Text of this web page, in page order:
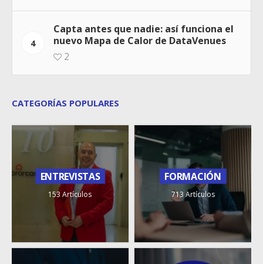
4
Capta antes que nadie: así funciona el
nuevo Mapa de Calor de DataVenues
2
CATEGORÍAS POPULARES
ENTREVISTAS
153 Artículos
FORMACIÓN
713 Artículos